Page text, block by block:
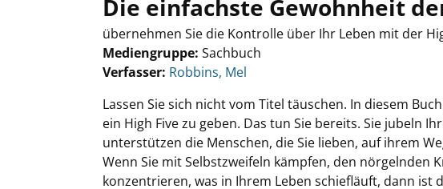
Die einfachste Gewohnheit
übernehmen Sie die Kontrolle über Ihr Leben mit der
Mediengruppe: Sachbuch
Verfasser: Suche nach diesem Verfasser
Robbins, Mel
Lassen Sie sich nicht vom Titel täuschen. In diesem
ein High Five zu geben. Das tun Sie bereits. Sie jubeln
unterstützen die Menschen, die Sie lieben, auf ihrem
Wenn Sie mit Selbstzweifeln kämpfen, den
konzentrieren, was in Ihrem Leben schiefläuft, dann ist